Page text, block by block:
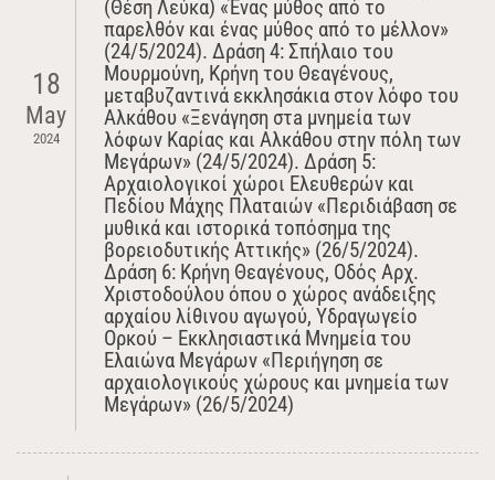
18
May
2024
(Θέση Λεύκα) «Ένας μύθος από το
παρελθόν και ένας μύθος από το μέλλον»
(24/5/2024). Δράση 4: Σπήλαιο του
Μουρμούνη, Κρήνη του Θεαγένους,
μεταβυζαντινά εκκλησάκια στον λόφο του
Αλκάθου «Ξενάγηση στa μνημεία των
λόφων Καρίας και Αλκάθου στην πόλη των
Μεγάρων» (24/5/2024). Δράση 5:
Αρχαιολογικοί χώροι Ελευθερών και
Πεδίου Μάχης Πλαταιών «Περιδιάβαση σε
μυθικά και ιστορικά τοπόσημα της
βορειοδυτικής Αττικής» (26/5/2024).
Δράση 6: Κρήνη Θεαγένους, Οδός Αρχ.
Χριστοδούλου όπου ο χώρος ανάδειξης
αρχαίου λίθινου αγωγού, Υδραγωγείο
Ορκού – Εκκλησιαστικά Μνημεία του
Ελαιώνα Μεγάρων «Περιήγηση σε
αρχαιολογικούς χώρους και μνημεία των
Μεγάρων» (26/5/2024)